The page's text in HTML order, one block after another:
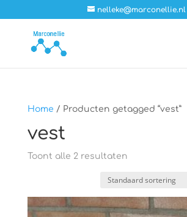
nelleke@marconellie.nl
Home / Producten getagged “vest”
vest
Toont alle 2 resultaten